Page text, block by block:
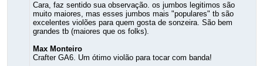
Cara, faz sentido sua observação. os jumbos legitimos são
muito maiores, mas esses jumbos mais "populares" tb são
excelentes violões para quem gosta de sonzeira. São bem
grandes tb (maiores que os folks).
Max Monteiro
Crafter GA6. Um ótimo violão para tocar com banda!